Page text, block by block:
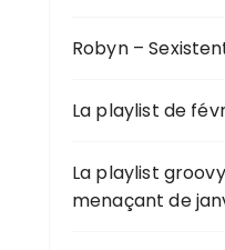
Robyn –
La playlist de
La playlist
menaçant de